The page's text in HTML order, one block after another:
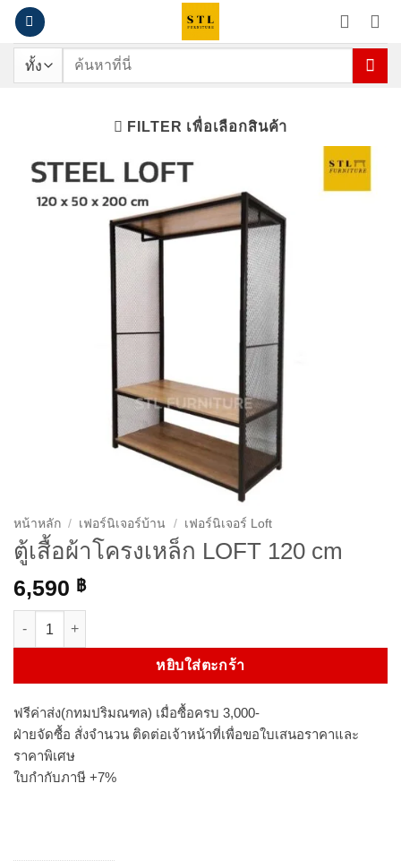
ข้าม
เนื้อหา
ค้นหา:
FILTER เพื่อเลือกสินค้า
หน้าหลัก / เฟอร์นิเจอร์บ้าน / เฟอร์นิเจอร์ Loft
ตู้เสื้อผ้าโครงเหล็ก LOFT 120 cm
6,590 ฿
หยิบใส่ตะกร้า
ฟรีค่าส่ง(กทมปริมณฑล) เมื่อซื้อครบ 3,000-
ฝ่ายจัดซื้อ สั่งจำนวน ติดต่อเจ้าหน้าที่เพื่อขอใบเสนอราคาและ
ราคาพิเศษ
ใบกำกับภาษี +7%